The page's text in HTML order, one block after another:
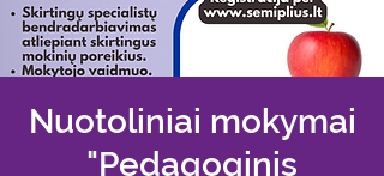
Nuotoliniai mokymai
"Pedagoginis